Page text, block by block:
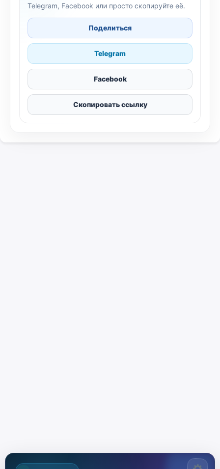
Telegram, Facebook или просто скопируйте её.
Поделиться
Telegram
Facebook
Скопировать ссылку